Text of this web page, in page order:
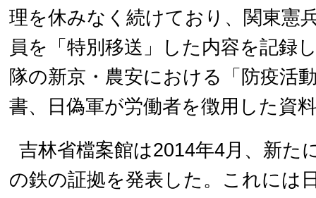
理を休みなく続けており、関東憲
員を「特別移送」した内容を記録
隊の新京・農安における「防疫活
書、日偽軍が労働者を徴用した資
吉林省檔案館は2014年4月、新た
の鉄の証拠を発表した。これには